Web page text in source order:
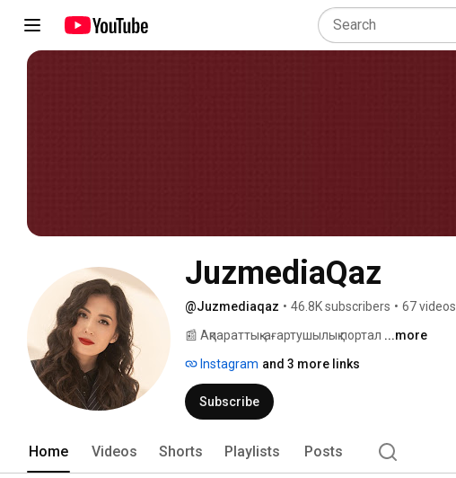
JuzmediaQaz
@Juzmediaqaz • 46.8K subscribers • 67 videos
📰 Ақпараттық-ағартушылық портал ...more
Instagram and 3 more links
Subscribe
Home Videos Shorts Playlists Posts